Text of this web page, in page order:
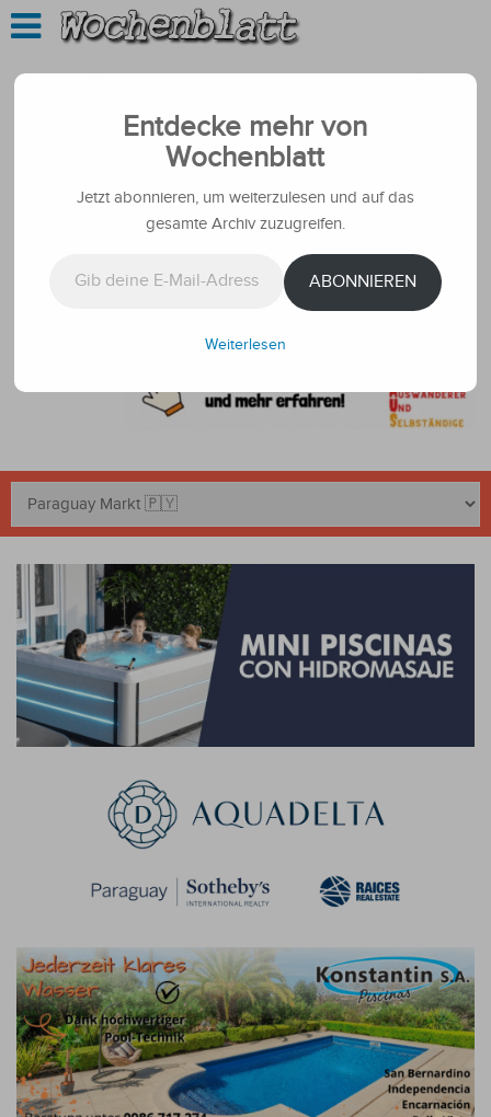
Entdecke mehr von
Wochenblatt
Jetzt abonnieren, um weiterzulesen und auf das
gesamte Archiv zuzugreifen.
ABONNIEREN
Weiterlesen